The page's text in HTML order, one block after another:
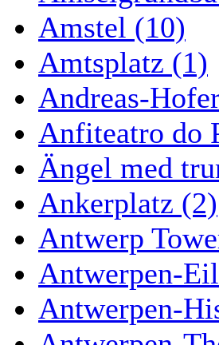
Amstel (10)
Amtsplatz (1)
Andreas-
Anfiteatro do
Ängel med
Ankerplatz (2)
Antwerp
Antwerpen-
Antwerpen-